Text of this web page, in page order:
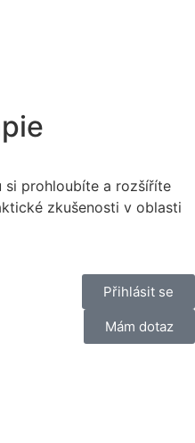
si prohloubíte a rozšíříte
zkušenosti v oblasti
Přihlásit se
Mám dotaz